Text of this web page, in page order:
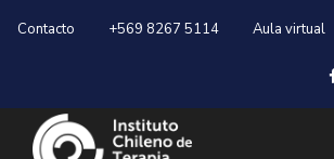
Contacto +569 8267 5114 Aula virtual